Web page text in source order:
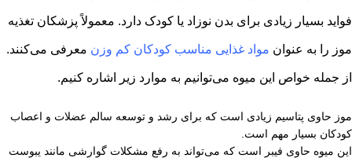
فواید بسیار زیادی برای بدن نوزاد یا کودک دارد. معمولاً پزشکان تغذیه
موز را به عنوان مواد غذایی مناسب کودکان کم‌ وزن معرفی می‌کنند.
از جمله خواص این میوه می‌توانیم به موارد زیر اشاره کنیم.
موز حاوی پتاسیم زیادی است که برای رشد و توسعه سالم عضلات و اعصاب
کودکان بسیار مهم است.
این میوه حاوی فیبر است که می‌تواند به رفع مشکلات گوارشی مانند یبوست